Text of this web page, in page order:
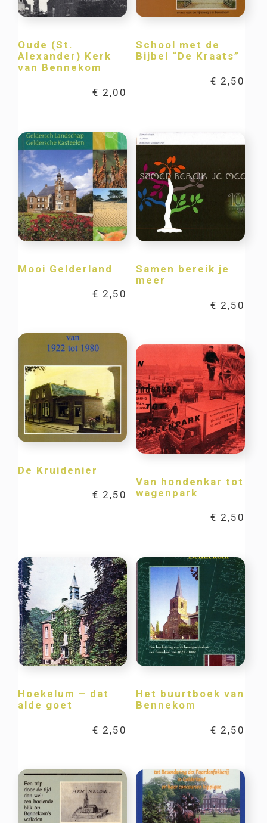
Oude (St.
Alexander) Kerk
van Bennekom
€ 2,00
School met de
Bijbel “De Kraats”
€ 2,50
Mooi Gelderland
€ 2,50
Samen bereik je
meer
€ 2,50
De Kruidenier
€ 2,50
Van hondenkar tot
wagenpark
€ 2,50
Hoekelum – dat
alde goet
€ 2,50
Het buurtboek van
Bennekom
€ 2,50